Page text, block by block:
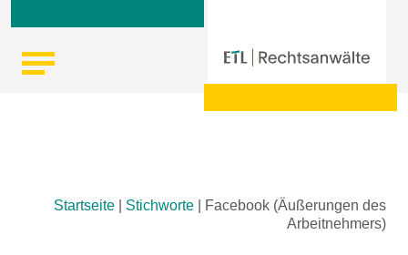
Startseite Stichworte
Facebook (Äußerungen des
Arbeitnehmers)